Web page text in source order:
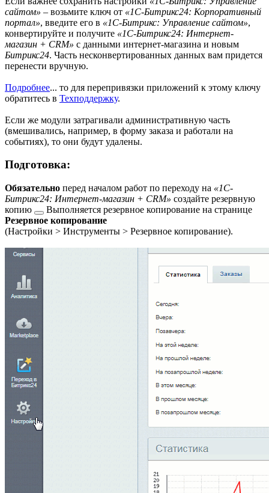
сайтом» – возьмите ключ от «1С-Битрикс24: Корпоративный
портал», введите его в «1С-Битрикс: Управление сайтом»,
конвертируйте и получите «1С-Битрикс24: Интернет-
магазин + CRM» с данными интернет-магазина и новым
Битрикс24. Часть несконвертированных данных вам придется
перенести вручную.
Подробнее... то для перепривязки приложений к этому ключу
обратитесь в Техподдержку.
Если же модули затрагивали административную часть
(вмешивались, например, в форму заказа и работали на
событиях), то они будут удалены.
Подготовка:
Обязательно перед началом работ по переходу на «1С-
Битрикс24: Интернет-магазин + CRM» создайте резервную
копию
Выполняется резервное копирование на странице
Резервное копирование
(Настройки > Инструменты > Резервное копирование).